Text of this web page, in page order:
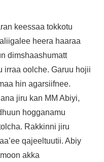
keessaa tokkotu
heera haaraa
dimshaashumatt
irraa oolche. Garuu hojii
hin agarsiifnee.
jiru kan MM Abiyi,
hogganamu
Rakkinni jiru
qajeeltuutii. Abiy
akka